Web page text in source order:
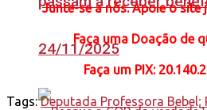
24/11/2025
Junte-se a nós. Apoie o site
Faça uma Doação de
Faça um PIX:
Tags: Deputada Professora Bebel;